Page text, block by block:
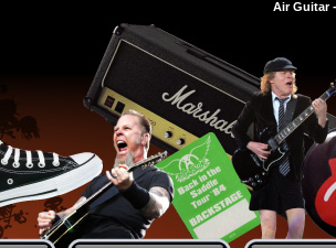
Air Guitar